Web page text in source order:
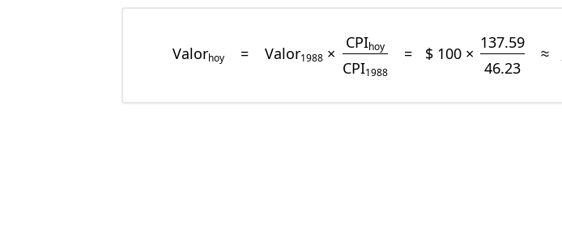
Valorhoy = Valor1988 ×
CPIhoy
CPI1988
= $ 100 ×
137.59
46.23
≈